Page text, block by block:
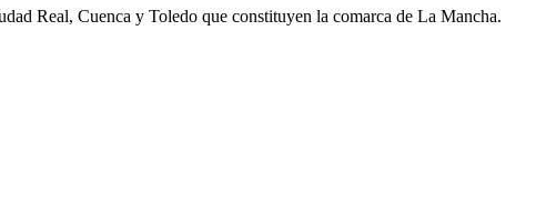
Real, Cuenca y Toledo que constituyen la comarca de La Mancha.